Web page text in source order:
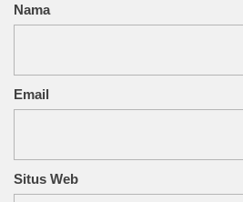
Nama
Email
Situs Web